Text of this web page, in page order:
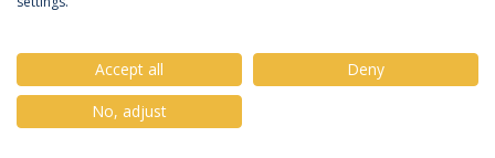
© 2026 Universidade Católica Portuguesa
Accept all
Deny
No, adjust